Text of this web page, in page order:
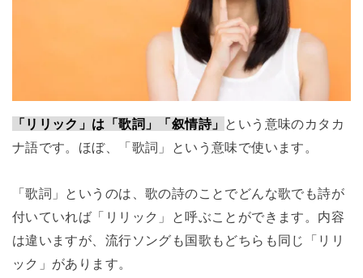
「リリック」は「歌詞」「叙情詩」 という意味のカタカ
ナ語です。ほぼ、「歌詞」という意味で使います。
「歌詞」というのは、歌の詩のことでどんな歌でも詩が
付いていれば「リリック」と呼ぶことができます。内容
は違いますが、流行ソングも国歌もどちらも同じ「リリ
ック」があります。